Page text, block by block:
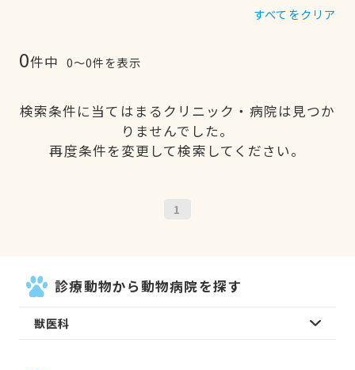
すべてをクリア
0件中 0〜0件を表示
検索条件に当てはまるクリニック・病院は見つか
りませんでした。
再度条件を変更して検索してください。
1
診療動物から動物病院を探す
獣医科